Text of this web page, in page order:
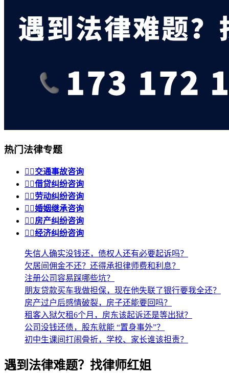
热门法律专题
 交通事故咨询
 借贷纠纷咨询
 劳动纠纷咨询
 婚姻继承咨询
 房产纠纷咨询
 经济纠纷咨询
失信人确实没钱还，债权人还有必要起诉吗？
欠居间佣金不还？还得承担律师费和利息？
注册公司容易踩哪些坑？
朋友贷款买车我做担保，现在他失联了银行要我全还？
房产过户后感情破裂，房子还能要回吗？
租客入狱欠租6个月，房东该起诉还是等出狱？
公司没钱还债，股东就能 “置身事外”？
初中生课间打闹骨折，学校、家长谁该担责？
遇到法律难题？找律师红姐